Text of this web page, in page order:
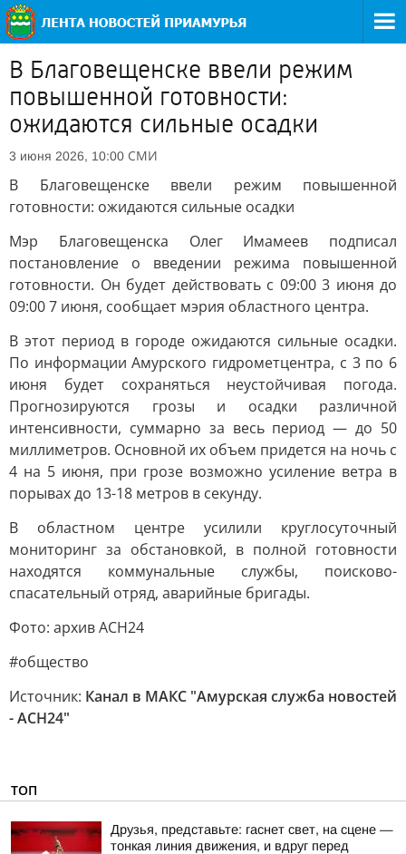
В Благовещенске ввели режим
повышенной готовности:
ожидаются сильные осадки
3 июня 2026, 10:00 СМИ
В Благовещенске ввели режим повышенной
готовности: ожидаются сильные осадки
Мэр Благовещенска Олег Имамеев подписал
постановление о введении режима повышенной
готовности. Он будет действовать с 09:00 3 июня до
09:00 7 июня, сообщает мэрия областного центра.
В этот период в городе ожидаются сильные осадки.
По информации Амурского гидрометцентра, с 3 по 6
июня будет сохраняться неустойчивая погода.
Прогнозируются грозы и осадки различной
интенсивности, суммарно за весь период — до 50
миллиметров. Основной их объем придется на ночь с
4 на 5 июня, при грозе возможно усиление ветра в
порывах до 13-18 метров в секунду.
В областном центре усилили круглосуточный
мониторинг за обстановкой, в полной готовности
находятся коммунальные службы, поисково-
спасательный отряд, аварийные бригады.
Фото: архив АСН24
#общество
Источник: Канал в МАКС "Амурская служба новостей
- АСН24"
ТОП
Друзья, представьте: гаснет свет, на сцене —
тонкая линия движения, и вдруг перед